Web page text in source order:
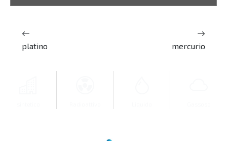
platino mercurio